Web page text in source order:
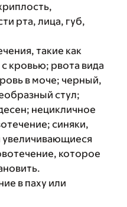
рта, лица, губ,
такие как
кровью; рвота вида
в моче; черный,
стул;
нецикличное
синяки,
которое
в паху или